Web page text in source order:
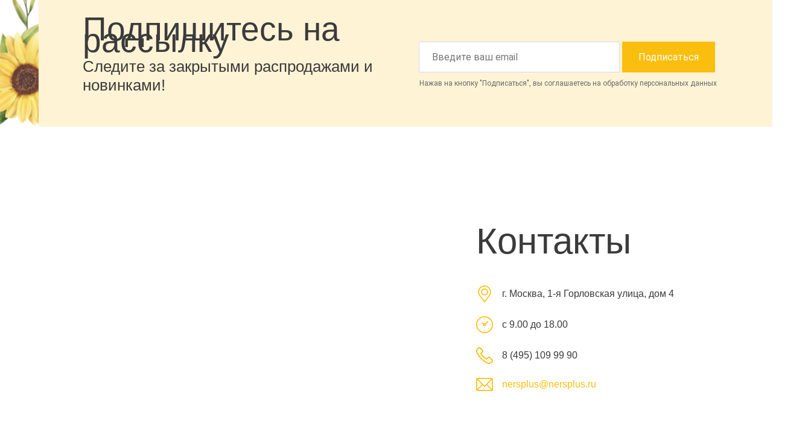
Подпишитесь на
рассылку
Следите за закрытыми распродажами и
новинками!
Нажав на кнопку "Подписаться", вы соглашаетесь на обработку персональных данных
Контакты
г. Москва, 1-я Горловская улица, дом 4
с 9.00 до 18.00
8 (495) 109 99 90
nersplus@nersplus.ru